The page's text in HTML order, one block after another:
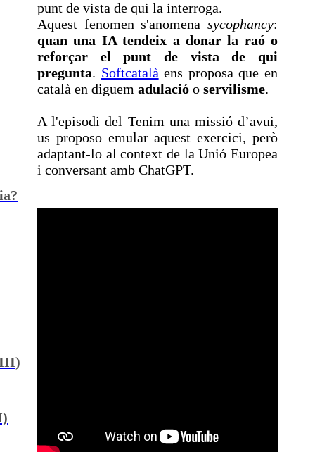
III)
punt de vista de qui la interroga.
Aquest fenomen s'anomena sycophancy:
quan una IA tendeix a donar la raó o
reforçar el punt de vista de qui
pregunta. Softcatalà ens proposa que en
català en diguem adulació o servilisme.
A l'episodi del Tenim una missió d’avui,
us proposo emular aquest exercici, però
adaptant-lo al context de la Unió Europea
i conversant amb ChatGPT.